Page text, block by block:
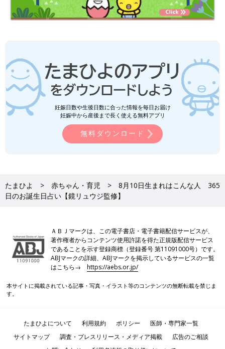
妊娠日数や生後日数に合った情報を毎日お届け
妊娠中から産後まで長く使える無料アプリ
無料ダウンロード
たまひよ 赤ちゃん・育児
8月10日生まれはこんな人 365
日のお誕生日占い【鏡リュウジ監修】
ＡＢＪマークは、この電子書店・電子書籍配信サービスが、
著作権者からコンテンツ使用許諾を得た正規版配信サービス
であることを示す登録商標（登録番号 第11091000号）です。
ABJマークの詳細、ABJマークを掲示しているサービスの一覧
はこちら→https://aebs.or.jp/
本サイトに掲載されている記事・写真・イラスト等のコンテンツの無断転載を禁じま
す。
たまひよについて 利用規約 ポリシー
医師・専門家一覧
サイトマップ
調査・プレスリリース・メディア掲載
広告のご相談